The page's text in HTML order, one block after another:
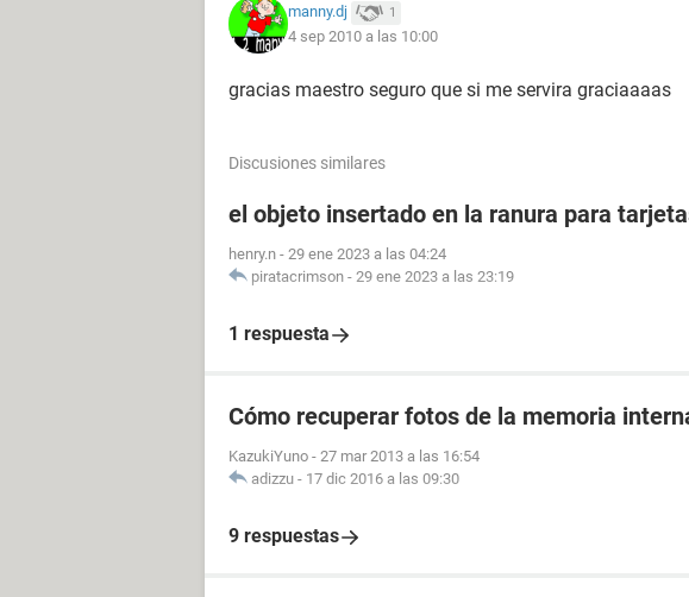
manny.dj 1
4 sep 2010 a las 10:00
gracias maestro seguro que si me servira graciaaaas
Discusiones similares
el objeto insertado en la ranura para
henry.n - 29 ene 2023 a las 04:24
piratacrimson - 29 ene 2023 a las 23:19
1 respuesta
Cómo recuperar fotos de la memoria
KazukiYuno - 27 mar 2013 a las 16:54
adizzu - 17 dic 2016 a las 09:30
9 respuestas